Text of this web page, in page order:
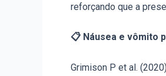
reforçando que a
📋 Náusea e vômito
Grimison P et al.